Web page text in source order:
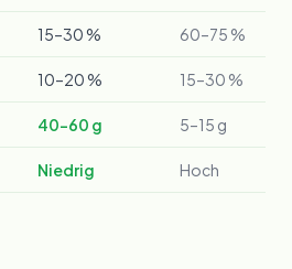
15–30 % 60–75 %
10–20 % 15–30 %
40–60 g 5–15 g
Niedrig Hoch